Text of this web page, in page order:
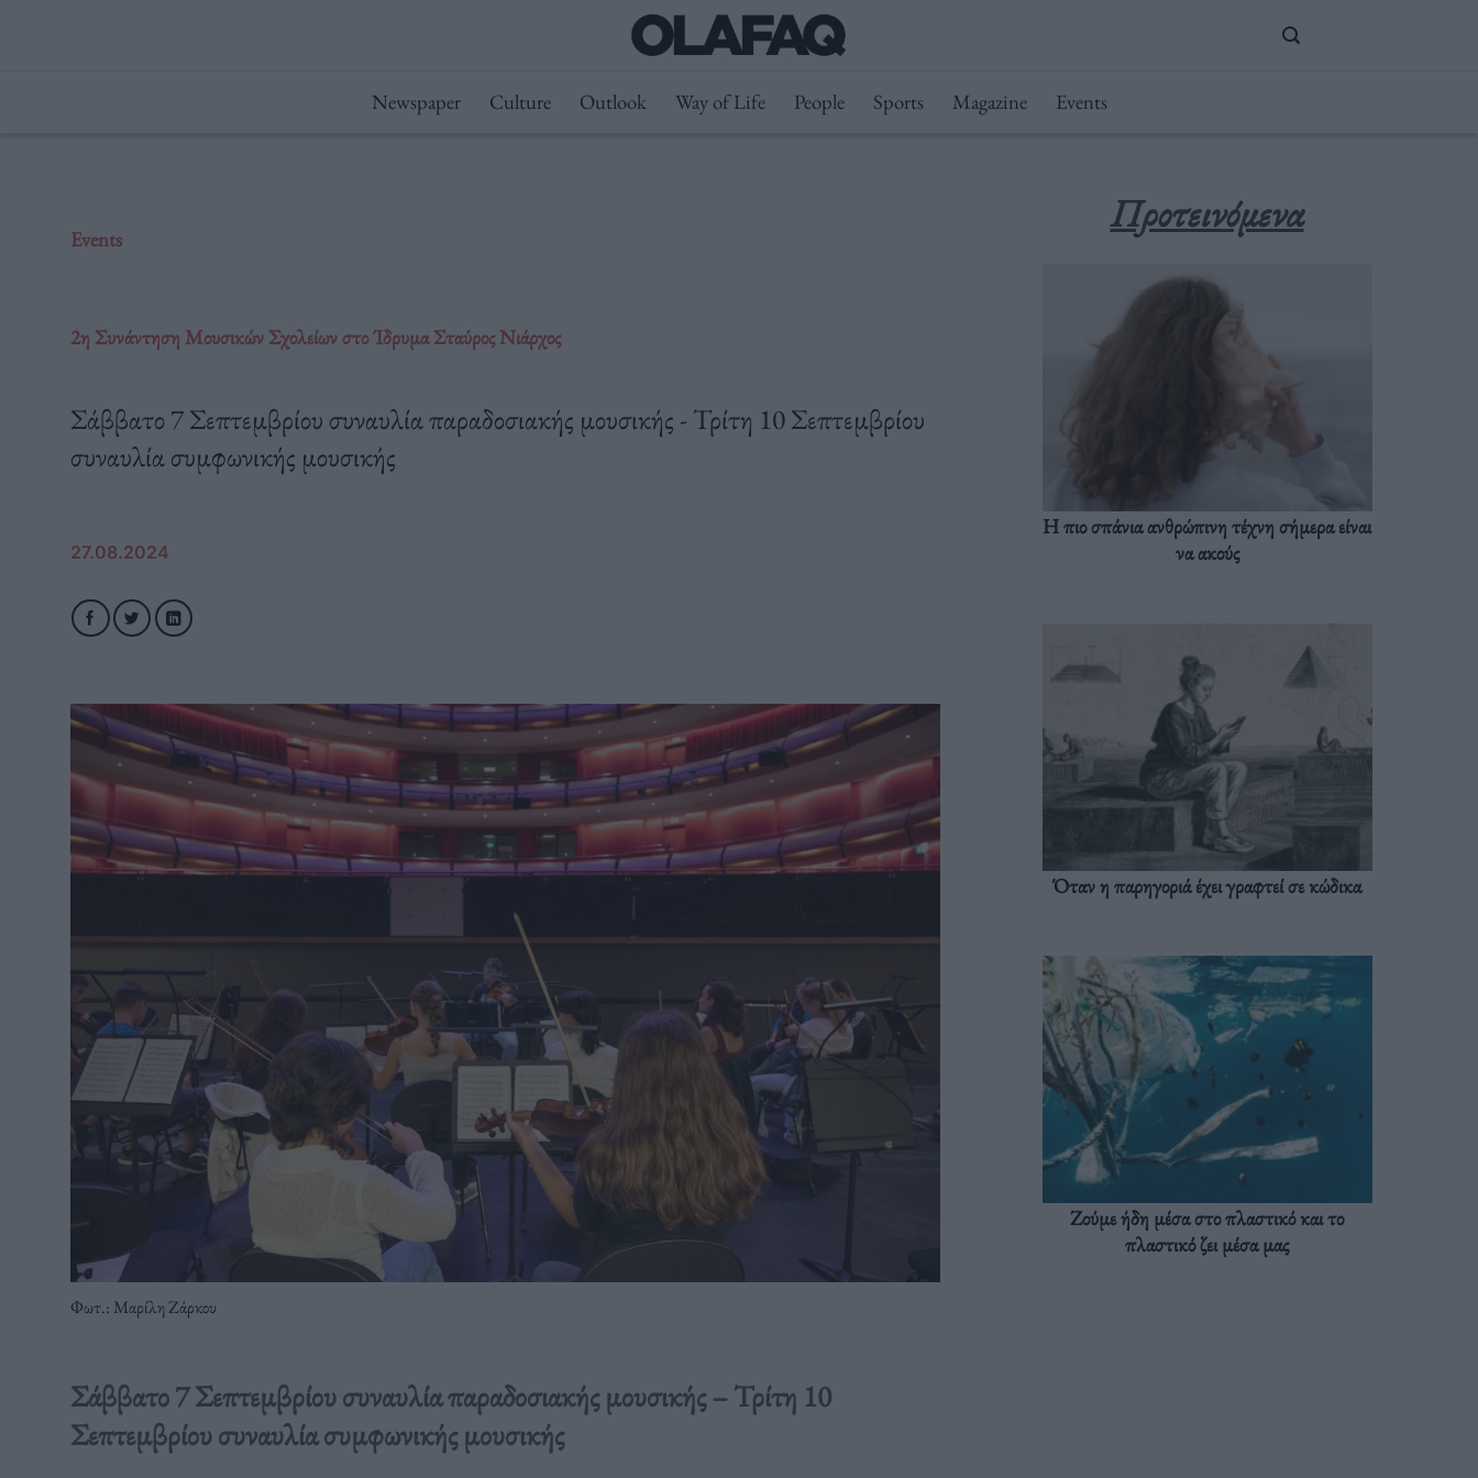
Newspaper Culture Outlook Way of Life People Sports Magazine Events
Events
2η Συνάντηση Μουσικών Σχολείων στο Ίδρυμα Σταύρος Νιάρχος
Σάββατο 7 Σεπτεμβρίου συναυλία παραδοσιακής μουσικής - Τρίτη 10 Σεπτεμβρίου
συναυλία συμφωνικής μουσικής
27.08.2024
Φωτ.: Μαρίλη Ζάρκου
Σάββατο 7 Σεπτεμβρίου συναυλία παραδοσιακής μουσικής – Τρίτη 10
Σεπτεμβρίου συναυλία συμφωνικής μουσικής
Προτεινόμενα
Η πιο σπάνια ανθρώπινη τέχνη σήμερα είναι
να ακούς
Όταν η παρηγοριά έχει γραφτεί σε κώδικα
Ζούμε ήδη μέσα στο πλαστικό και το
πλαστικό ζει μέσα μας